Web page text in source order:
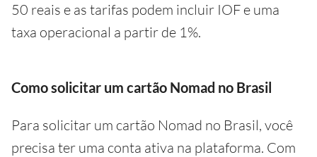
50 reais e as tarifas podem incluir IOF e uma
taxa operacional a partir de 1%.
Como solicitar um cartão Nomad no Brasil
Para solicitar um cartão Nomad no Brasil, você
precisa ter uma conta ativa na plataforma. Com